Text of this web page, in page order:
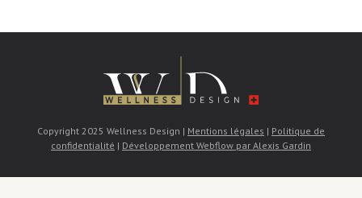
Copyright 2025 Wellness Design | Mentions légales | Politique de
confidentialité | Développement Webflow par Alexis Gardin